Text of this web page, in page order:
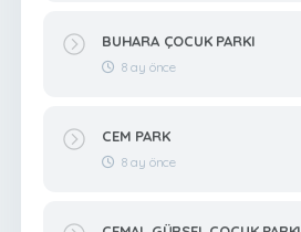
BUHARA ÇOCUK PARKI
8 ay önce
CEM PARK
8 ay önce